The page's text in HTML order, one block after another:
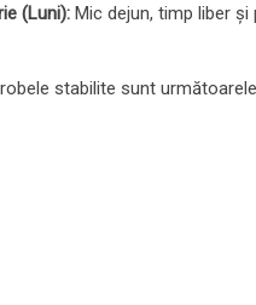
(Luni): Mic dejun, timp liber și
stabilite sunt